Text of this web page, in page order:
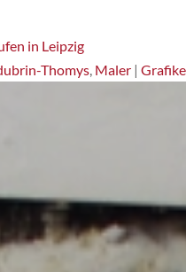
in Leipzig
Thomys, Maler |